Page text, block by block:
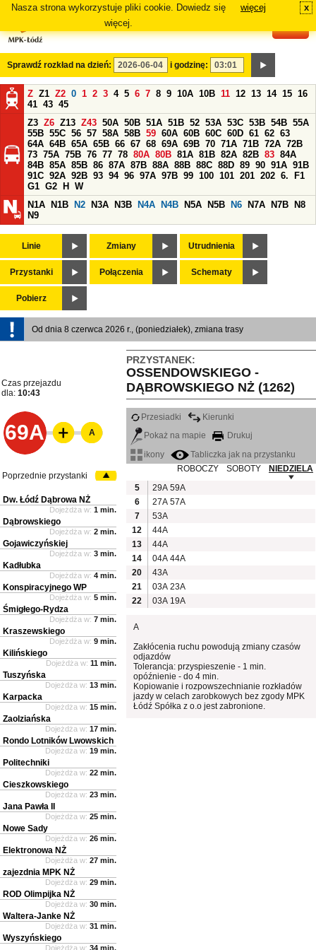
Nasza strona wykorzystuje pliki cookie. Dowiedz się
więcej.
więcej x
Sprawdź rozkład na dzień: i godzinę:
Z Z1 Z2 0 1 2 3 4 5 6 7 8 9 10A 10B 11 12 13 14 15 16
41 43 45
Z3 Z6 Z13 Z43 50A 50B 51A 51B 52 53A 53C 53B 54B 55A
55B 55C 56 57 58A 58B 59 60A 60B 60C 60D 61 62 63
64A 64B 65A 65B 66 67 68 69A 69B 70 71A 71B 72A 72B
73 75A 75B 76 77 78 80A 80B 81A 81B 82A 82B 83 84A
84B 85A 85B 86 87A 87B 88A 88B 88C 88D 89 90 91A 91B
91C 92A 92B 93 94 96 97A 97B 99 100 101 201 202 6.
F1
G1 G2 H
W
N1A
N1B N2 N3A N3B N4A N4B N5A N5B N6 N7A N7B
N8
N9
Linie Zmiany Utrudnienia
Przystanki Połączenia Schematy
Pobierz
Od dnia 8 czerwca 2026 r., (poniedziałek), zmiana trasy
PRZYSTANEK:
OSSENDOWSKIEGO -
DĄBROWSKIEGO NŻ (1262)
Czas przejazdu
dla: 10:43
69A
Przesiadki
Kierunki
Pokaż na mapie
Drukuj
ikony
Tabliczka jak na przystanku
ROBOCZY
SOBOTY
NIEDZIELA
5
29A 59A
6
27A 57A
7
53A
12
44A
13
44A
14
04A 44A
20
43A
21
03A 23A
22
03A 19A
A
Zakłócenia ruchu powodują zmiany czasów
odjazdów
Tolerancja: przyspieszenie - 1 min.
opóźnienie - do 4 min.
Kopiowanie i rozpowszechnianie rozkładów
jazdy w celach zarobkowych bez zgody MPK
Łódź Spółka z o.o jest zabronione.
A
Poprzednie przystanki
Dw. Łódź Dąbrowa NŻ
Dojeżdża w: 1 min.
Dąbrowskiego
Dojeżdża w: 2 min.
Gojawiczyńskiej
Dojeżdża w: 3 min.
Kadłubka
Dojeżdża w: 4 min.
Konspiracyjnego WP
Dojeżdża w: 5 min.
Śmigłego-Rydza
Dojeżdża w: 7 min.
Kraszewskiego
Dojeżdża w: 9 min.
Kilińskiego
Dojeżdża w: 11 min.
Tuszyńska
Dojeżdża w: 13 min.
Karpacka
Dojeżdża w: 15 min.
Zaolziańska
Dojeżdża w: 17 min.
Rondo Lotników Lwowskich
Dojeżdża w: 19 min.
Politechniki
Dojeżdża w: 22 min.
Cieszkowskiego
Dojeżdża w: 23 min.
Jana Pawła II
Dojeżdża w: 25 min.
Nowe Sady
Dojeżdża w: 26 min.
Elektronowa NŻ
Dojeżdża w: 27 min.
zajezdnia MPK NŻ
Dojeżdża w: 29 min.
ROD Olimpijka NŻ
Dojeżdża w: 30 min.
Waltera-Janke NŻ
Dojeżdża w: 31 min.
Wyszyńskiego
Dojeżdża w: 34 min.